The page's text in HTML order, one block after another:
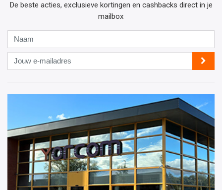
De beste acties, exclusieve kortingen en cashbacks direct in je
mailbox
Jouw
e-
mailadres